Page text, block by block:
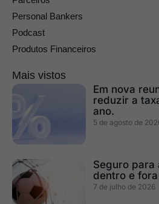
Personal Bankers
Podcast
Produtos Financeiros
Mais vistos
Em nova
reduzir a
ano.
5 de agosto de
Seguro para
dentro e
7 de julho de 2026